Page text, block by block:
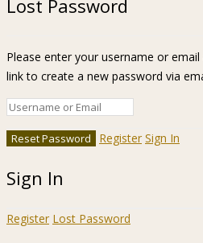
Lost Password
Please enter your username or
link to create a new password via
Register Sign In
Sign In
Register Lost Password